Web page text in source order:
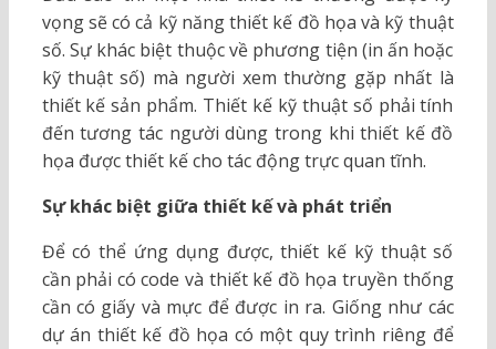
vọng sẽ có cả kỹ năng thiết kế đồ họa và kỹ thuật
số. Sự khác biệt thuộc về phương tiện (in ấn hoặc
kỹ thuật số) mà người xem thường gặp nhất là
thiết kế sản phẩm. Thiết kế kỹ thuật số phải tính
đến tương tác người dùng trong khi thiết kế đồ
họa được thiết kế cho tác động trực quan tĩnh.
Sự khác biệt giữa thiết kế và phát triển
Để có thể ứng dụng được, thiết kế kỹ thuật số
cần phải có code và thiết kế đồ họa truyền thống
cần có giấy và mực để được in ra. Giống như các
dự án thiết kế đồ họa có một quy trình riêng để